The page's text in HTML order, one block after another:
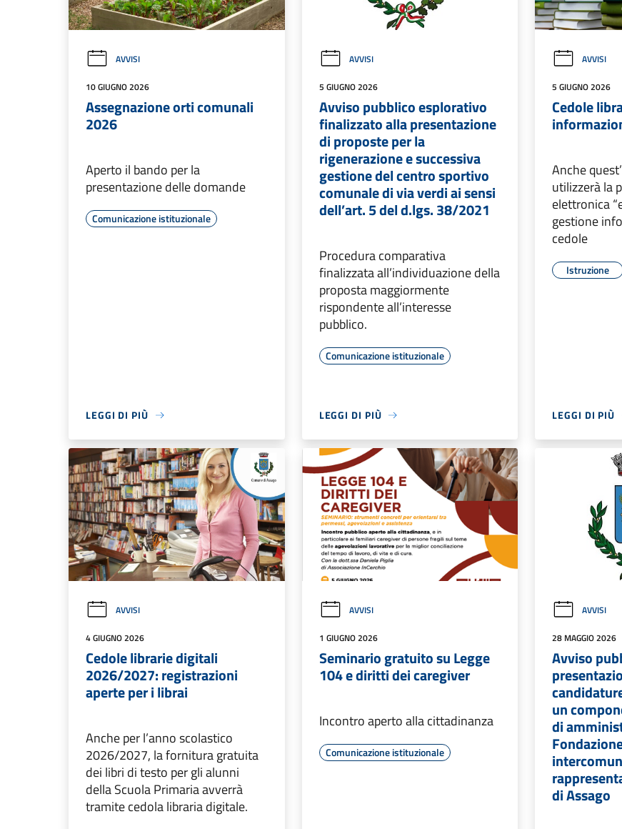
AVVISI
10 GIUGNO 2026
Assegnazione orti comunali
2026
Aperto il bando per la
presentazione delle domande
Comunicazione istituzionale
LEGGI DI PIÙ
AVVISI
5 GIUGNO 2026
Avviso pubblico esplorativo
finalizzato alla presentazione
di proposte per la
rigenerazione e successiva
gestione del centro sportivo
comunale di via verdi ai sensi
dell’art. 5 del d.lgs. 38/2021
Procedura comparativa
finalizzata all’individuazione della
proposta maggiormente
rispondente all’interesse
pubblico.
Comunicazione istituzionale
LEGGI DI PIÙ
AVVISI
5 GIUGNO 2026
Cedole
Anche
utilizzerà la
elettronica
gestione
cedole
Istruzione
LEGGI DI PIÙ
AVVISI
4 GIUGNO 2026
Cedole librarie digitali
2026/2027: registrazioni
aperte per i librai
Anche per l’anno scolastico
2026/2027, la fornitura gratuita
dei libri di testo per gli alunni
della Scuola Primaria avverrà
tramite cedola libraria digitale.
AVVISI
1 GIUGNO 2026
Seminario gratuito su Legge
104 e diritti dei caregiver
Incontro aperto alla cittadinanza
Comunicazione istituzionale
AVVISI
28 MAGGIO 2026
Avviso
un
di
di Assago